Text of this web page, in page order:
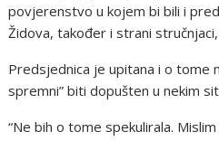
povjerenstvo u kojem bi bili i
Židova, također i strani
Predsjednica je upitana i o tome
spremni” biti dopušten u nekim
“Ne bih o tome spekulirala.